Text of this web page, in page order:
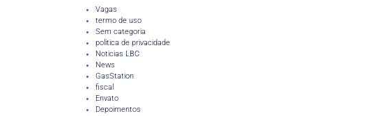
Vagas
termo de uso
Sem categoria
politica de privacidade
Noticias LBC
News
GasStation
fiscal
Envato
Depoimentos